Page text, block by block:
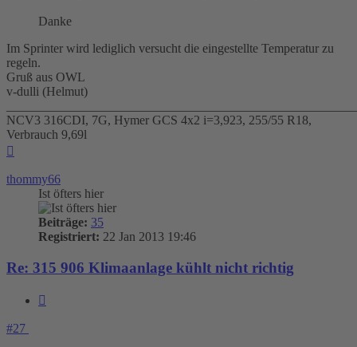
Danke
Im Sprinter wird lediglich versucht die eingestellte Temperatur zu
regeln.
Gruß aus OWL
v-dulli (Helmut)
NCV3 316CDI, 7G, Hymer GCS 4x2 i=3,923, 255/55 R18,
Verbrauch 9,69l
thommy66
Ist öfters hier
Beiträge: 35
Registriert: 22 Jan 2013 19:46
Re: 315 906 Klimaanlage kühlt nicht richtig
#27